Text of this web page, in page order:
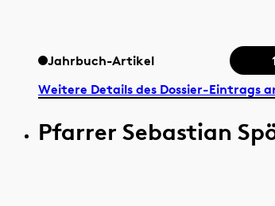
Jahrbuch-Artikel
Weitere Details des Dossier-Eintrags
Pfarrer Sebastian